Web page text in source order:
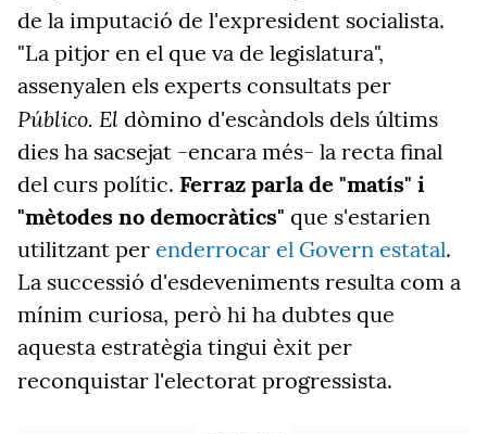
de la imputació de l'expresident socialista.
"La pitjor en el que va de legislatura",
assenyalen els experts consultats per
Público. El dòmino d'escàndols dels últims
dies ha sacsejat -encara més- la recta final
del curs polític. Ferraz parla de "matís" i
"mètodes no democràtics" que s'estarien
utilitzant per enderrocar el Govern estatal.
La successió d'esdeveniments resulta com a
mínim curiosa, però hi ha dubtes que
aquesta estratègia tingui èxit per
reconquistar l'electorat progressista.